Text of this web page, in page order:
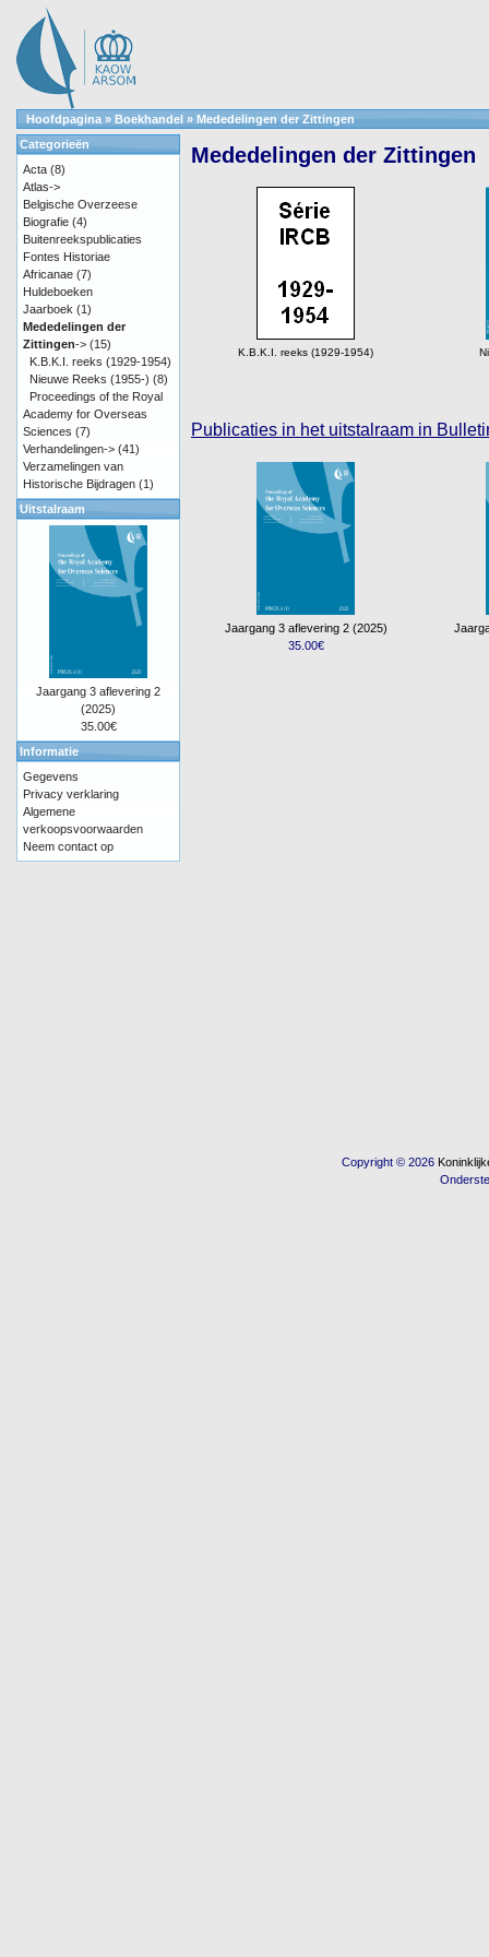
Hoofdpagina » Boekhandel » Mededelingen der Zittingen
Mededelingen der Zittingen
K.B.K.I. reeks (1929-1954)
Publicaties in het uitstalraam in
Jaargang 3 aflevering 2 (2025)
35.00€
Categorieën
Acta (8)
Atlas->
Belgische Overzeese
Biografie (4)
Buitenreekspublicaties
Fontes Historiae
Africanae (7)
Huldeboeken
Jaarboek (1)
Mededelingen der
Zittingen-> (15)
K.B.K.I. reeks (1929-1954)
Nieuwe Reeks (1955-) (8)
Proceedings of the Royal
Academy for Overseas
Sciences (7)
Verhandelingen-> (41)
Verzamelingen van
Historische Bijdragen (1)
Uitstalraam
Jaargang 3 aflevering 2
(2025)
35.00€
Informatie
Gegevens
Privacy verklaring
Algemene
verkoopsvoorwaarden
Neem contact op
Copyright © 2026